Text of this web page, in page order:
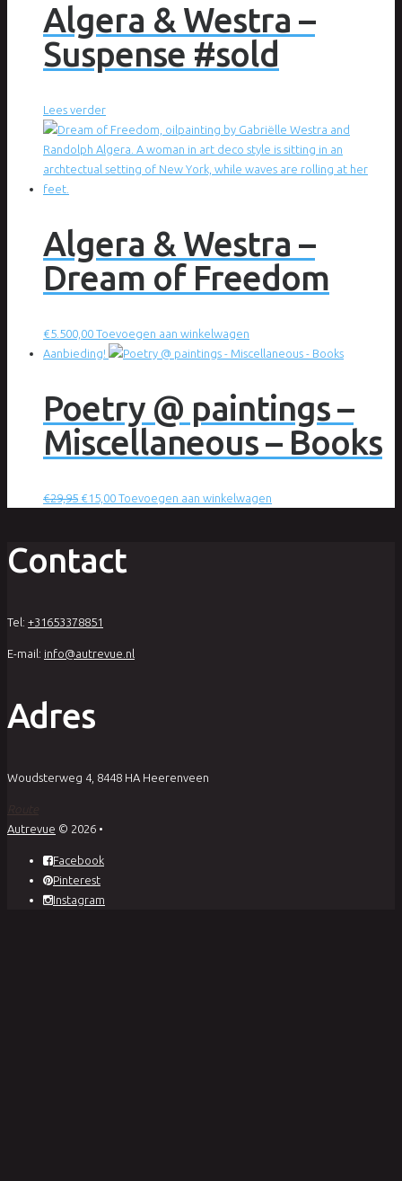
Algera & Westra –
Suspense #sold
Lees verder
Algera & Westra –
Dream of Freedom
€5.500,00 Toevoegen aan winkelwagen
Aanbieding!
Poetry @ paintings –
Miscellaneous – Books
€29,95 Oorspronkelijke
€29,95.
€ 15,00Huidige
€15,00.
Toevoegen aan winkelwagen
Contact
Tel: +31653378851
E-mail: info@autrevue.nl
Adres
Woudsterweg 4, 8448 HA Heerenveen
Autrevue © 2026 •
Facebook
Pinterest
Instagram